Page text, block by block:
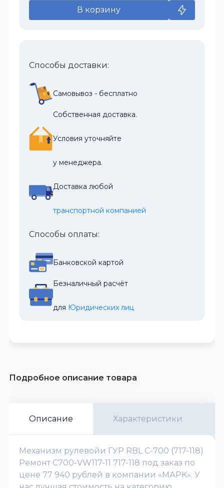
В корзину
Способы доставки:
Самовывоз - бесплатно
Собственная доставка.
Условия уточняйте
у менеджера.
Доставка любой
транспортной компанией
Способы оплаты:
Банковской картой
Безналичный расчёт
для Юридических лиц
Подробное описание товара
Описание Характеристики
Механизм рулевойи ГУР RBL С-700 (717-118)
Ремонт C700-VW117-11 717-118 под заказ по
цене 77 940 рублей в компании «МАРК». У